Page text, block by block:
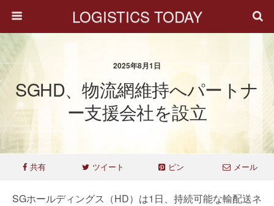
LOGISTICS TODAY
2025年8月1日
SGHD、物流網維持へパートナ
ー支援会社を設立
共有 ツイート ピン メール
SGホールディングス（HD）は1日、持続可能な輸配送ネ